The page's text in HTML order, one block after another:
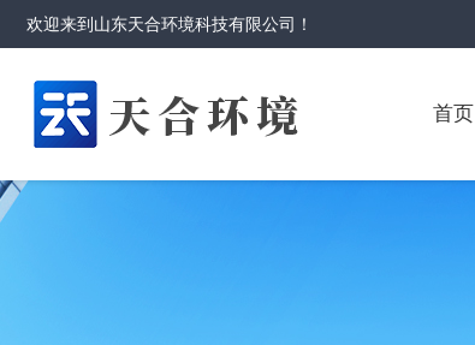
欢迎来到 山东天合环境科技有限公司 ！
首页